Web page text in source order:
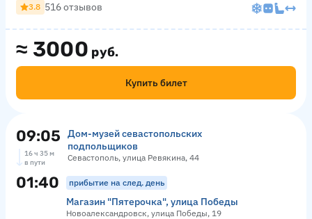
≈ 3000 руб.
Купить билет
3.8 516 отзывов
09:05
Дом-музей севастопольских
подпольщиков
Севастополь, улица Ревякина, 44
16 ч 35 м
в пути
01:40 прибытие на след. день
Магазин "Пятерочка", улица Победы
Новоалександровск, улица Победы, 19